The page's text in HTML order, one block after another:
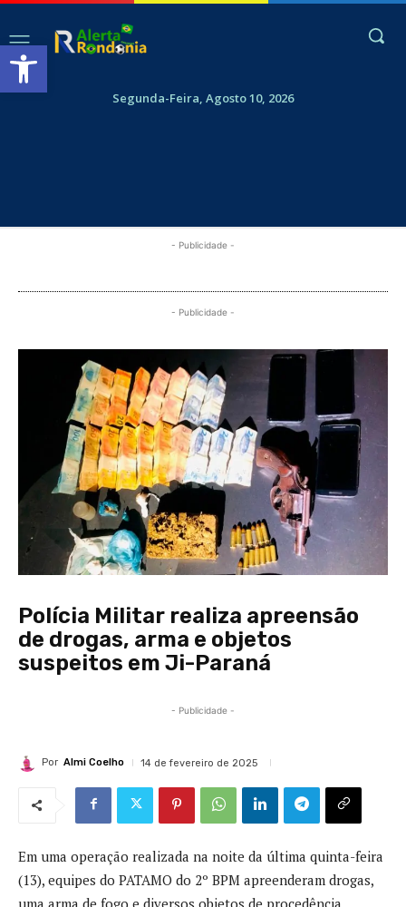
Abrir a barra de ferramentas
Segunda-Feira, Agosto 10, 2026
- Publicidade -
- Publicidade -
Polícia Militar realiza apreensão
de drogas, arma e objetos
suspeitos em Ji-Paraná
- Publicidade -
Por Almi Coelho 14 de fevereiro de 2025
Em uma operação realizada na noite da última quinta-feira
(13), equipes do PATAMO do 2º BPM apreenderam drogas,
uma arma de fogo e diversos objetos de procedência